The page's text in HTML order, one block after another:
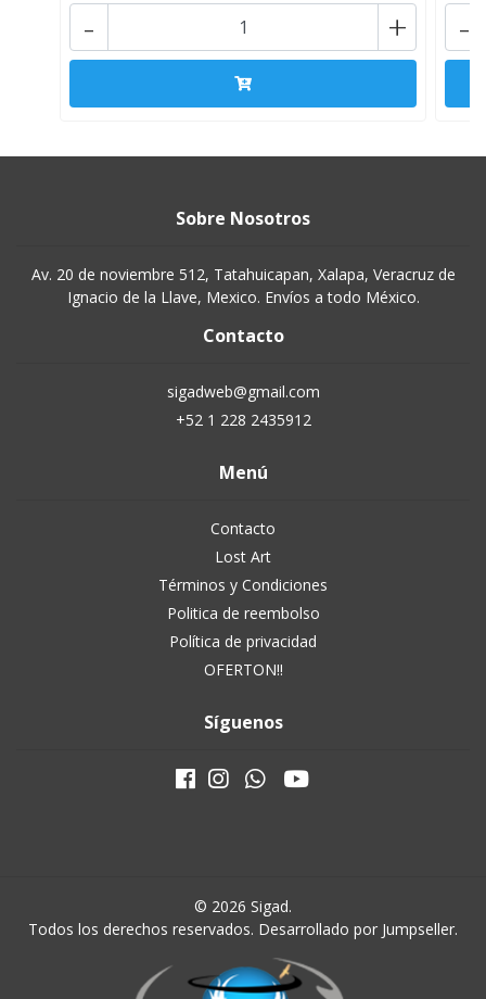
+
- -
Sobre Nosotros
Av. 20 de noviembre 512, Tatahuicapan, Xalapa, Veracruz de
Ignacio de la Llave, Mexico. Envíos a todo México.
Contacto
sigadweb@gmail.com
+52 1 228 2435912
Menú
Contacto
Lost Art
Términos y Condiciones
Politica de reembolso
Política de privacidad
OFERTON!!
Síguenos
© 2026 Sigad.
Todos los derechos reservados. Desarrollado por Jumpseller.